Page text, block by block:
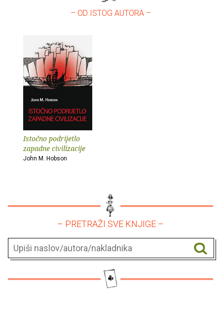
– OD ISTOG AUTORA –
Istočno podrijetlo
zapadne civilizacije
John M. Hobson
– PRETRAŽI SVE KNJIGE –